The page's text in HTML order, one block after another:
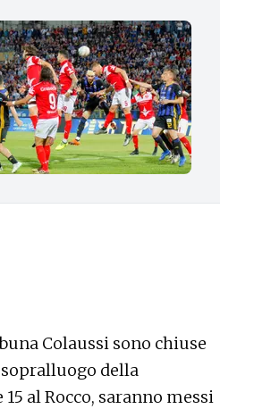
Colaussi sono chiuse
della
al Rocco, saranno messi